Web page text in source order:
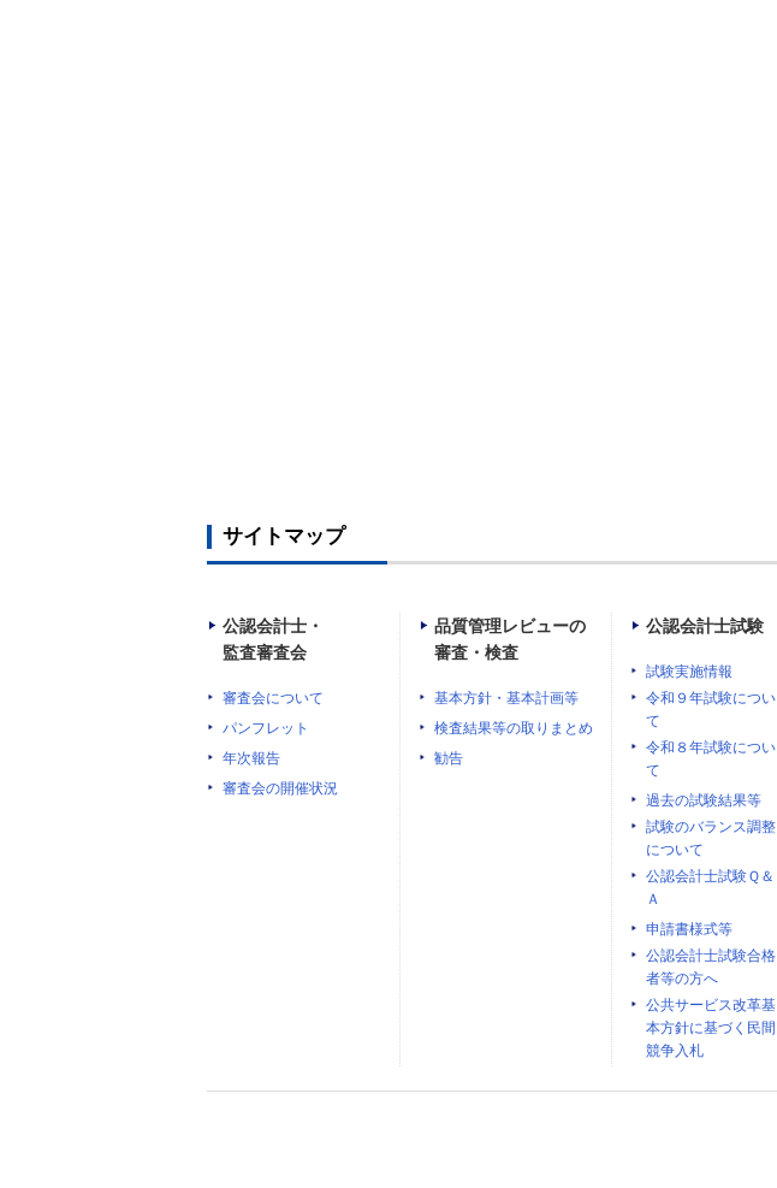
サイトマップ
公認会計士・
監査審査会
審査会について
パンフレット
年次報告
審査会の開催状況
品質管理レビューの
審査・検査
基本方針・基本計画等
検査結果等の取りまとめ
勧告
公認会計士試験
試験実施情報
令和９年試験につい
て
令和８年試験につい
て
過去の試験結果等
試験のバランス調整
について
公認会計士試験Ｑ＆
Ａ
申請書様式等
公認会計士試験合格
者等の方へ
公共サービス改革基
本方針に基づく民間
競争入札